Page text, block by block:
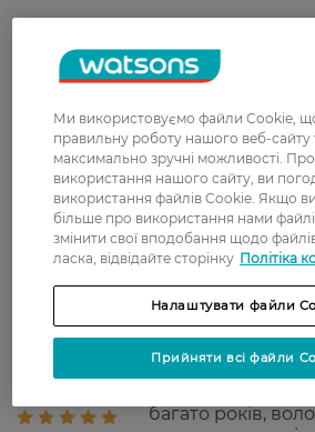
упаковки показує результат
натурального відтінку, який
Рейтинг та відгуки
5
З 1 відгуків
1 відгуків
Дуже гарна
багато років,
Ми використовуємо файли Cookie,
правильну роботу нашого веб-сайту
максимально зручні можливості.
використання нашого сайту, ви
використання файлів Cookie. Якщо ви
більше про використання нами
змінити свої вподобання щодо
ласка, відвідайте сторінку Політіка
Налаштувати файли
Прийняти всі файли